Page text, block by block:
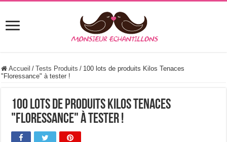
Accueil / Tests Produits / 100 lots de produits Kilos Tenaces
"Floressance" à tester !
100 lots de produits Kilos Tenaces
"Floressance" à tester !